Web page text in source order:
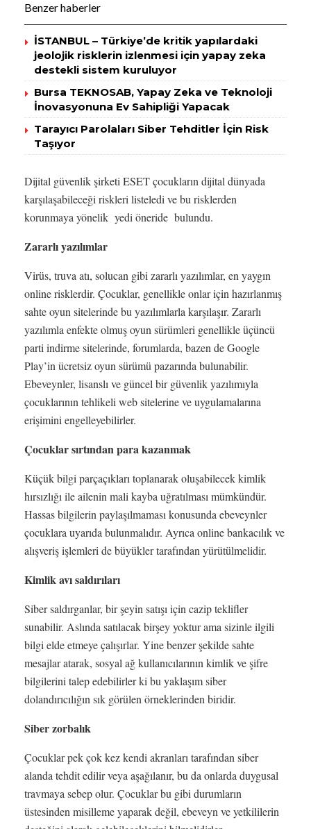
Benzer haberler
İSTANBUL – Türkiye’de kritik yapılardaki
jeolojik risklerin izlenmesi için yapay zeka
destekli sistem kuruluyor
Bursa TEKNOSAB, Yapay Zeka ve Teknoloji
İnovasyonuna Ev Sahipliği Yapacak
Tarayıcı Parolaları Siber Tehditler İçin Risk
Taşıyor
Dijital güvenlik şirketi ESET çocukların dijital dünyada
karşılaşabileceği riskleri listeledi ve bu risklerden
korunmaya yönelik yedi öneride bulundu.
Zararlı yazılımlar
Virüs, truva atı, solucan gibi zararlı yazılımlar, en yaygın
online risklerdir. Çocuklar, genellikle onlar için hazırlanmış
sahte oyun sitelerinde bu yazılımlarla karşılaşır. Zararlı
yazılımla enfekte olmuş oyun sürümleri genellikle üçüncü
parti indirme sitelerinde, forumlarda, bazen de Google
Play’in ücretsiz oyun sürümü pazarında bulunabilir.
Ebeveynler, lisanslı ve güncel bir güvenlik yazılımıyla
çocuklarının tehlikeli web sitelerine ve uygulamalarına
erişimini engelleyebilirler.
Çocuklar sırtından para kazanmak
Küçük bilgi parçaçıkları toplanarak oluşabilecek kimlik
hırsızlığı ile ailenin mali kayba uğratılması mümkündür.
Hassas bilgilerin paylaşılmaması konusunda ebeveynler
çocuklara uyarıda bulunmalıdır. Ayrıca online bankacılık ve
alışveriş işlemleri de büyükler tarafından yürütülmelidir.
Kimlik avı saldırıları
Siber saldırganlar, bir şeyin satışı için cazip teklifler
sunabilir. Aslında satılacak birşey yoktur ama sizinle ilgili
bilgi elde etmeye çalışırlar. Yine benzer şekilde sahte
mesajlar atarak, sosyal ağ kullanıcılarının kimlik ve şifre
bilgilerini talep edebilirler ki bu yaklaşım siber
dolandırıcılığın sık görülen örneklerinden biridir.
Siber zorbalık
Çocuklar pek çok kez kendi akranları tarafından siber
alanda tehdit edilir veya aşağılanır, bu da onlarda duygusal
travmaya sebep olur. Çocuklar bu gibi durumların
üstesinden misilleme yaparak değil, ebeveyn ve yetkililerin